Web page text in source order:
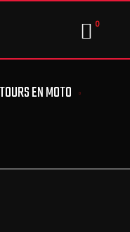
0
TOURS EN MOTO